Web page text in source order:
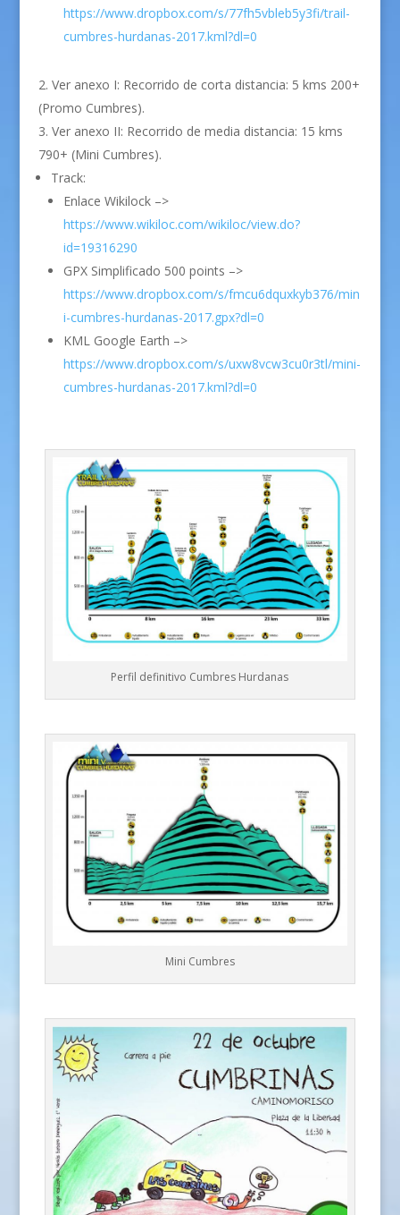
https://www.dropbox.com/s/77fh5vbleb5y3fi/trail-
cumbres-hurdanas-2017.kml?dl=0
Ver anexo I: Recorrido de corta distancia: 5 kms 200+
(Promo Cumbres).
Ver anexo II: Recorrido de media distancia: 15 kms
790+ (Mini Cumbres).
Track:
Enlace Wikilock –>
https://www.wikiloc.com/wikiloc/view.do?
id=19316290
GPX Simplificado 500 points –>
https://www.dropbox.com/s/fmcu6dquxkyb376/min
i-cumbres-hurdanas-2017.gpx?dl=0
KML Google Earth –>
https://www.dropbox.com/s/uxw8vcw3cu0r3tl/mini-
cumbres-hurdanas-2017.kml?dl=0
Perfil definitivo Cumbres Hurdanas
Mini Cumbres